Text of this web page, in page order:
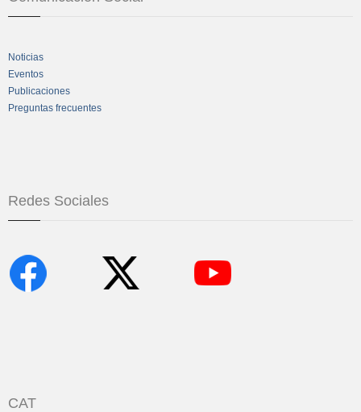
Noticias
Eventos
Publicaciones
Preguntas frecuentes
Redes Sociales
CAT